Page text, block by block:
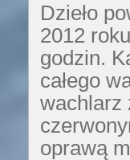
Dzieło
2012
godzin.
całego
wachlarz
oprawą